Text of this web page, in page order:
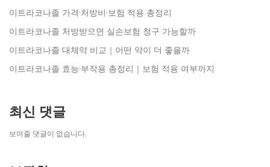
이트라코나졸 가격·처방비·보험 적용 총정리
이트라코나졸 처방받으면 실손보험 청구 가능할까
이트라코나졸 대체약 비교｜어떤 약이 더 좋을까
이트라코나졸 효능·부작용 총정리｜보험 적용 여부까지
최신 댓글
보여줄 댓글이 없습니다.